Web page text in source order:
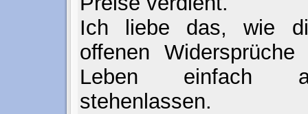
Ich liebe das, wie
offenen
Leben einfach
stehenlassen.